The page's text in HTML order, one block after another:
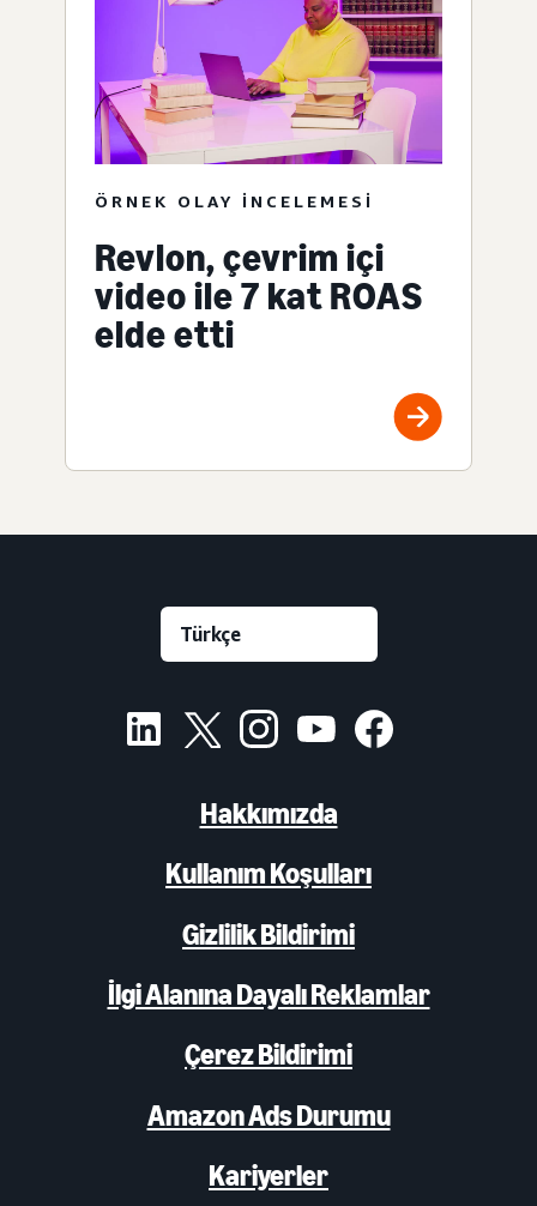
ÖRNEK OLAY INCELEMESI
Revlon, çevrim içi
video ile 7 kat ROAS
elde etti
Hakkımızda
Kullanım Koşulları
Gizlilik Bildirimi
İlgi Alanına Dayalı Reklamlar
Çerez Bildirimi
Amazon Ads Durumu
Kariyerler